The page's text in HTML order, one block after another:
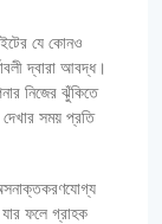
যে কোনও
দ্বারা আবদ্ধ।
নিজের ঝুঁকিতে
সময় প্রতি
যার ফলে গ্রাহক